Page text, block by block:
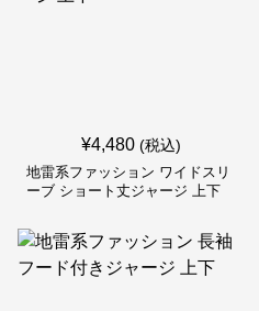
¥4,480 (税込)
地雷系ファッション ワイドスリ
ーブ ショート丈ジャージ 上下